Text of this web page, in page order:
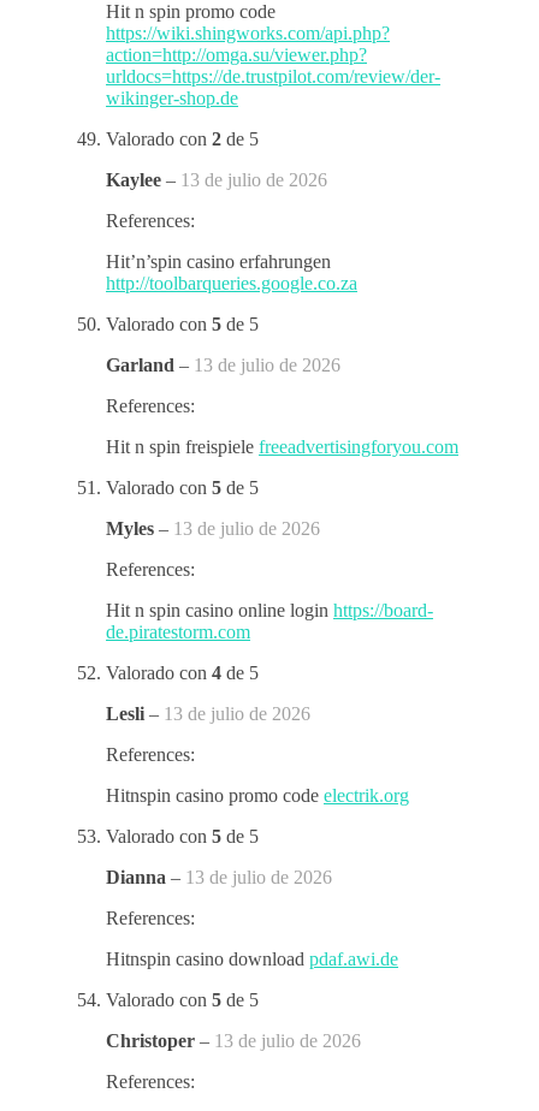
Hit n spin promo code
https://wiki.shingworks.com/api.php?
action=http://omga.su/viewer.php?
urldocs=https://de.trustpilot.com/review/der-
wikinger-shop.de
Valorado con 2 de 5
Kaylee – 13 de julio de 2026
References:
Hit’n’spin casino erfahrungen
http://toolbarqueries.google.co.za
Valorado con 5 de 5
Garland – 13 de julio de 2026
References:
Hit n spin freispiele freeadvertisingforyou.com
Valorado con 5 de 5
Myles – 13 de julio de 2026
References:
Hit n spin casino online login https://board-
de.piratestorm.com
Valorado con 4 de 5
Lesli – 13 de julio de 2026
References:
Hitnspin casino promo code electrik.org
Valorado con 5 de 5
Dianna – 13 de julio de 2026
References:
Hitnspin casino download pdaf.awi.de
Valorado con 5 de 5
Christoper – 13 de julio de 2026
References: